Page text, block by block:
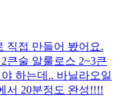
직접 만들어 봤어요.
큰술 알룰로스 2~3큰
하는데.. 바닐라오일
서 20분정도 완성!!!!